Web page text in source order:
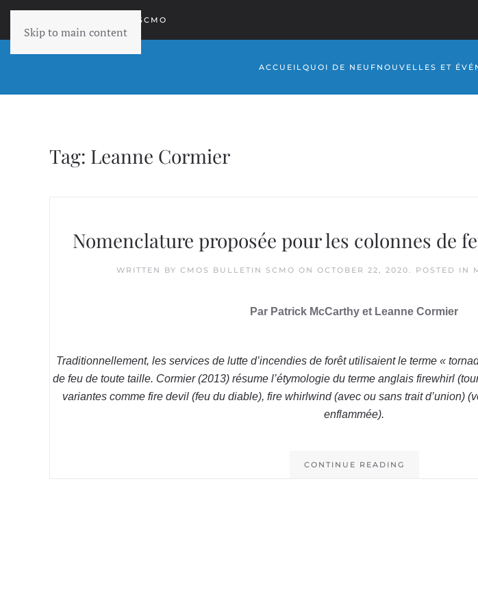
Skip to main content
RETOURNER À SCMO
ACCUEIL QUOI DE NEUF NOUVELLES ET
Tag: Leanne Cormier
Nomenclature proposée pour les colonnes de
WRITTEN BY CMOS BULLETIN SCMO ON OCTOBER 22, 2020. POSTED IN
Par Patrick McCarthy et Leanne Cormier
Traditionnellement, les services de lutte d’incendies de forêt utilisaient le terme «
de feu de toute taille. Cormier (2013) résume l’étymologie du terme anglais firewhirl
variantes comme fire devil (feu du diable), fire whirlwind (avec ou sans trait d’union)
enflammée).
CONTINUE READING